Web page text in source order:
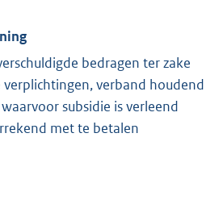
bedragen ter zake
verband houdend
subsidie is verleend
met te betalen